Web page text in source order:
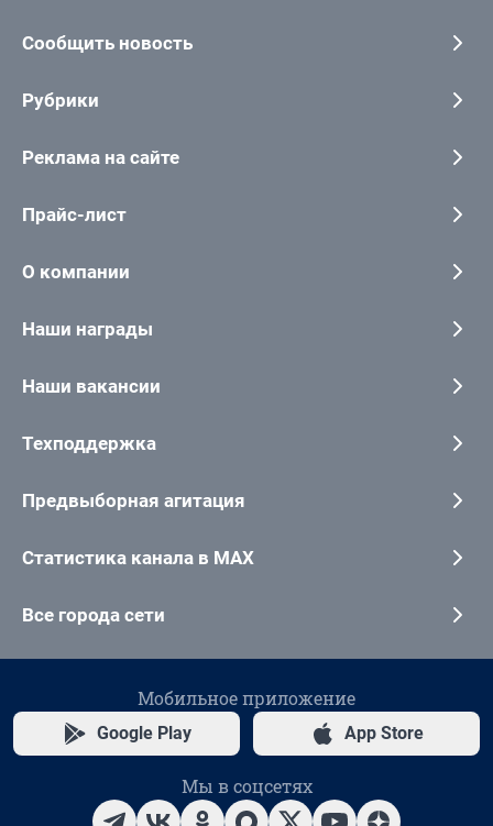
Сообщить новость
Рубрики
Реклама на сайте
Прайс-лист
О компании
Наши награды
Наши вакансии
Техподдержка
Предвыборная агитация
Статистика канала в MAX
Все города сети
Мобильное приложение
Google Play App Store
Мы в соцсетях